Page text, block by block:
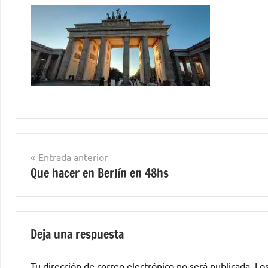
Navegación
de
entradas
Entrada anterior
Que hacer en Berlín en 48hs
Deja una respuesta
Tu dirección de correo electrónico no será publicada.